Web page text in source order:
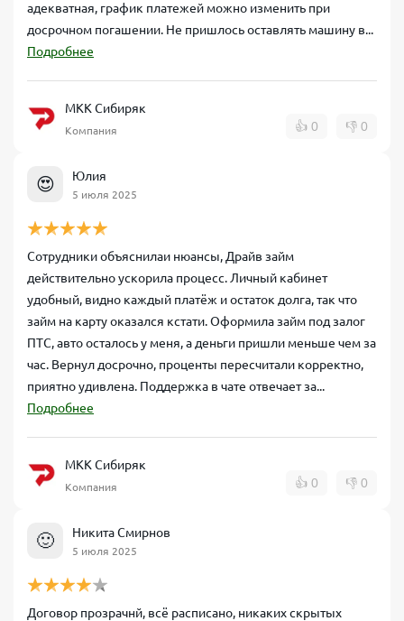
адекватная, график платежей можно изменить при
досрочном погашении. Не пришлось оставлять машину в...
Подробнее
МКК Сибиряк
Компания 👍 0 👎 0
😍 Юлия
5 июля 2025
Сотрудники объяснилаи нюансы, Драйв займ
действительно ускорила процесс. Личный кабинет
удобный, видно каждый платёж и остаток долга, так что
займ на карту оказался кстати. Оформила займ под залог
ПТС, авто осталось у меня, а деньги пришли меньше чем за
час. Вернул досрочно, проценты пересчитали корректно,
приятно удивлена. Поддержка в чате отвечает за...
Подробнее
МКК Сибиряк
Компания 👍 0 👎 0
🙂 Никита Смирнов
5 июля 2025
Договор прозрачнй, всё расписано, никаких скрытых